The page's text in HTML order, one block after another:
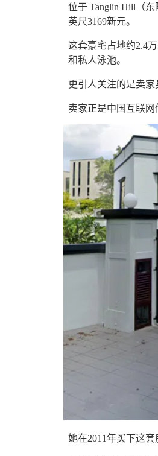
位于 Tanglin Hill（
英尺3169新元。
这套豪宅占地约2.4
和私人泳池。
更引人关注的是卖家
卖家正是中国互联
她在2011年买下这